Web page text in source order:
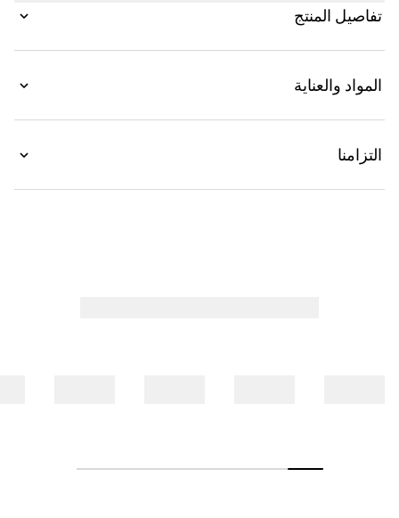
تفاصيل المنتج
المواد والعناية
التزامنا